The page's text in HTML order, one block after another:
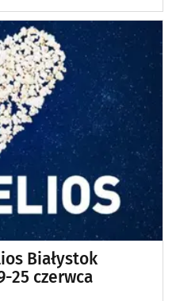
Białystok
25 czerwca